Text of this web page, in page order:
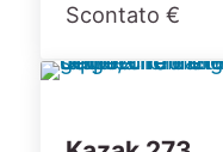
Scontato €